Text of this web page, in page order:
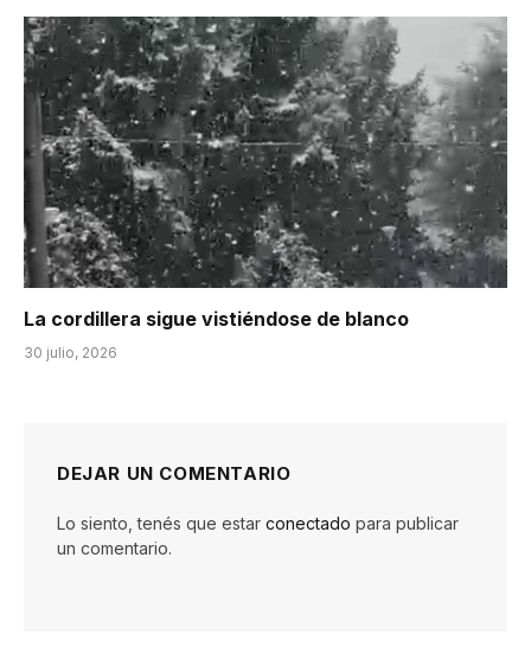
La cordillera sigue vistiéndose de blanco
30 julio, 2026
DEJAR UN COMENTARIO
Lo siento, tenés que estar conectado para publicar
un comentario.